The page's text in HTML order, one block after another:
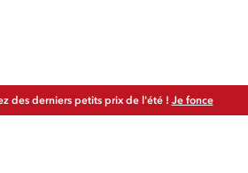
des derniers petits prix de l'été ! Je fonce